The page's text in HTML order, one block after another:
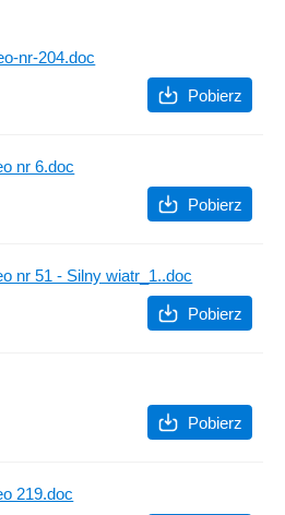
nr-204.doc
Pobierz
nr 6.doc
Pobierz
nr 51 - Silny wiatr_1..doc
Pobierz
Pobierz
219.doc